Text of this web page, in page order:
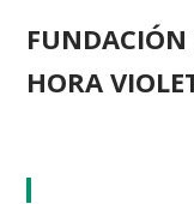
FUNDACIÓN
HORA